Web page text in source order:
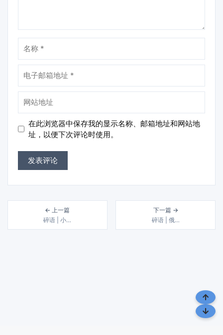
称
子
邮
箱
地
址
站
址
在此浏览器中保存我的显示名称、邮箱地址和网站地
址，以便下次评论时使用。
← 上一篇
碎语 | 小…
下一篇 →
碎语 | 俄…